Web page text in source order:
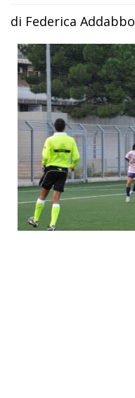
di Federica Addabbo